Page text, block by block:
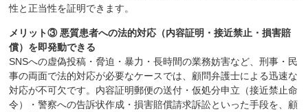
性と正当性を証明できます。
メリット③ 悪質患者への法的対応（内容証明・接近禁止・損害賠
償）を即発動できる
SNSへの虚偽投稿・脅迫・暴力・長時間の業務妨害など、刑事・民
事の両面で法的対応が必要なケースでは、顧問弁護士による迅速な
対応が不可欠です。内容証明郵便の送付・仮処分申立（接近禁止命
令）・警察への告訴状作成・損害賠償請求訴訟といった手段を、顧